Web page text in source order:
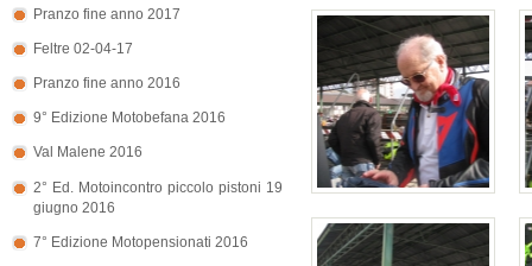
Pranzo fine anno 2017
Feltre 02-04-17
Pranzo fine anno 2016
9° Edizione Motobefana 2016
Val Malene 2016
2° Ed. Motoincontro piccolo pistoni 19
giugno 2016
7° Edizione Motopensionati 2016